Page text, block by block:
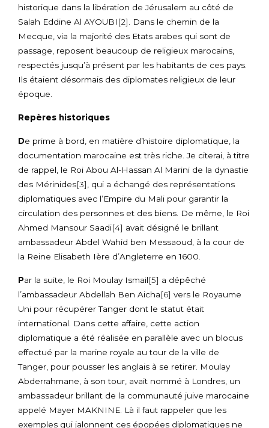
historique dans la libération de Jérusalem au côté de
Salah Eddine Al AYOUBI [2]. Dans le chemin de la
Mecque, via la majorité des Etats arabes qui sont de
passage, reposent beaucoup de religieux marocains,
respectés jusqu’à présent par les habitants de ces pays.
Ils étaient désormais des diplomates religieux de leur
époque.
Repères historiques
De prime à bord, en matière d’histoire diplomatique, la
documentation marocaine est très riche. Je citerai, à titre
de rappel, le Roi Abou Al-Hassan Al Marini de la dynastie
des Mérinides[3], qui a échangé des représentations
diplomatiques avec l’Empire du Mali pour garantir la
circulation des personnes et des biens. De même, le Roi
Ahmed Mansour Saadi[4] avait désigné le brillant
ambassadeur Abdel Wahid ben Messaoud, à la cour de
la Reine Elisabeth Ière d’Angleterre en 1600.
Par la suite, le Roi Moulay Ismail[5] a dépêché
l’ambassadeur Abdellah Ben Aicha[6] vers le Royaume
Uni pour récupérer Tanger dont le statut était
international. Dans cette affaire, cette action
diplomatique a été réalisée en parallèle avec un blocus
effectué par la marine royale au tour de la ville de
Tanger, pour pousser les anglais à se retirer. Moulay
Abderrahmane, à son tour, avait nommé à Londres, un
ambassadeur brillant de la communauté juive marocaine
appelé Mayer MAKNINE. Là il faut rappeler que les
exemples qui jalonnent ces épopées diplomatiques ne